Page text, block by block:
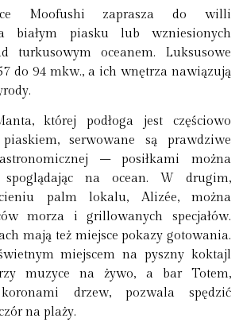
Moofushi zaprasza do willi
białym piasku lub wzniesionych
turkusowym oceanem. Luksusowe
do 94 mkw., a ich wnętrza nawiązują
której podłoga jest częściowo
serwowane są prawdziwe
– posiłkami można
spoglądając na ocean. W drugim,
palm lokalu, Alizée, można
morza i grillowanych specjałów.
mają też miejsce pokazy gotowania.
miejscem na pyszny koktajl
muzyce na żywo, a bar Totem,
drzew, pozwala spędzić
na plaży.